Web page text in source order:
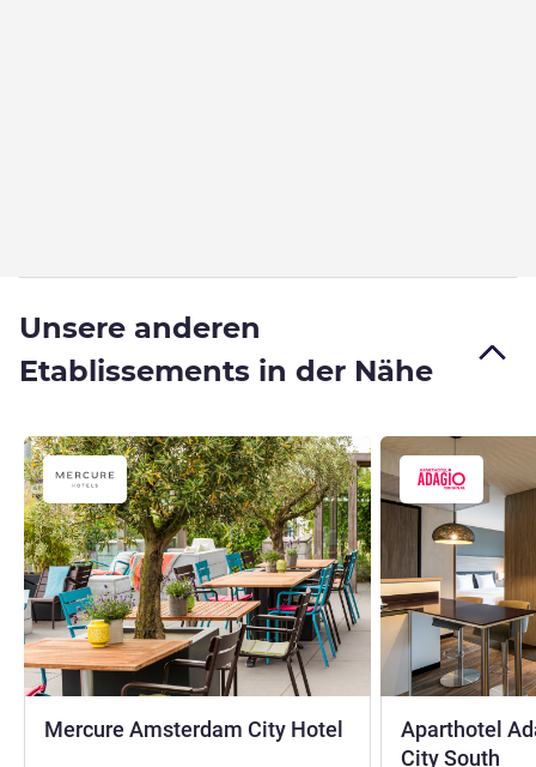
Unsere anderen
Etablissements in der Nähe
Mercure Amsterdam City Hotel 4,5 SterneAparthotel
City South